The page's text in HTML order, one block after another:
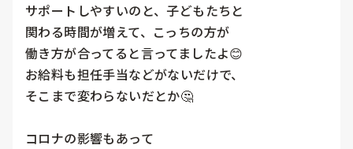
サポートしやすいのと、子どもたちと
関わる時間が増えて、こっちの方が
働き方が合ってると言ってましたよ😊
お給料も担任手当などがないだけで、
そこまで変わらないだとか🤔
コロナの影響もあって